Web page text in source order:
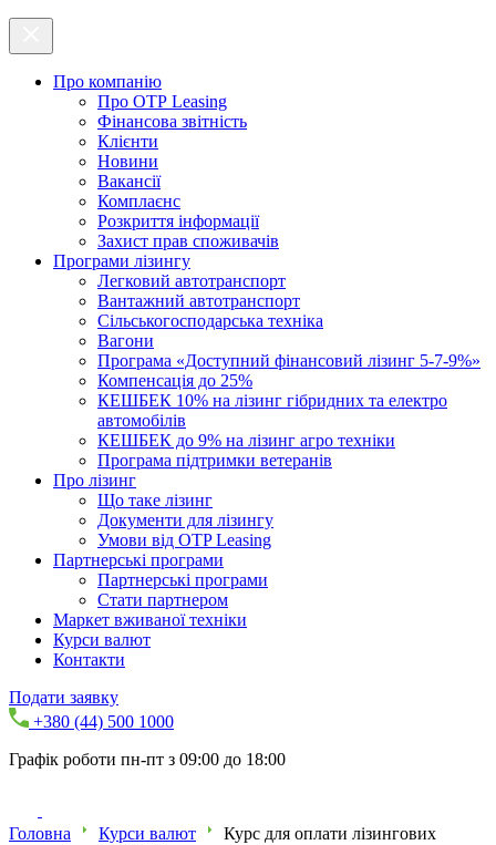
Про компанію
Про ОТР Leasing
Фінансова звітність
Клієнти
Новини
Вакансії
Комплаєнс
Розкриття інформації
Захист прав споживачів
Програми лізингу
Легковий автотранспорт
Вантажний автотранспорт
Cільськогосподарська техніка
Вагони
Програма «Доступний фінансовий лізинг 5-7-9%»
Компенсація до 25%
КЕШБЕК 10% на лізинг гібридних та електро
автомобілів
КЕШБЕК до 9% на лізинг агро техніки
Програма підтримки ветеранів
Про лізинг
Що таке лізинг
Документи для лізингу
Умови від OTP Leasing
Партнерські програми
Партнерські програми
Стати партнером
Маркет вживаної техніки
Курси валют
Контакти
Подати заявку
+380 (44) 500 1000
Графік роботи пн-пт з 09:00 до 18:00
Головна Курси валют
Курс для оплати лізингових